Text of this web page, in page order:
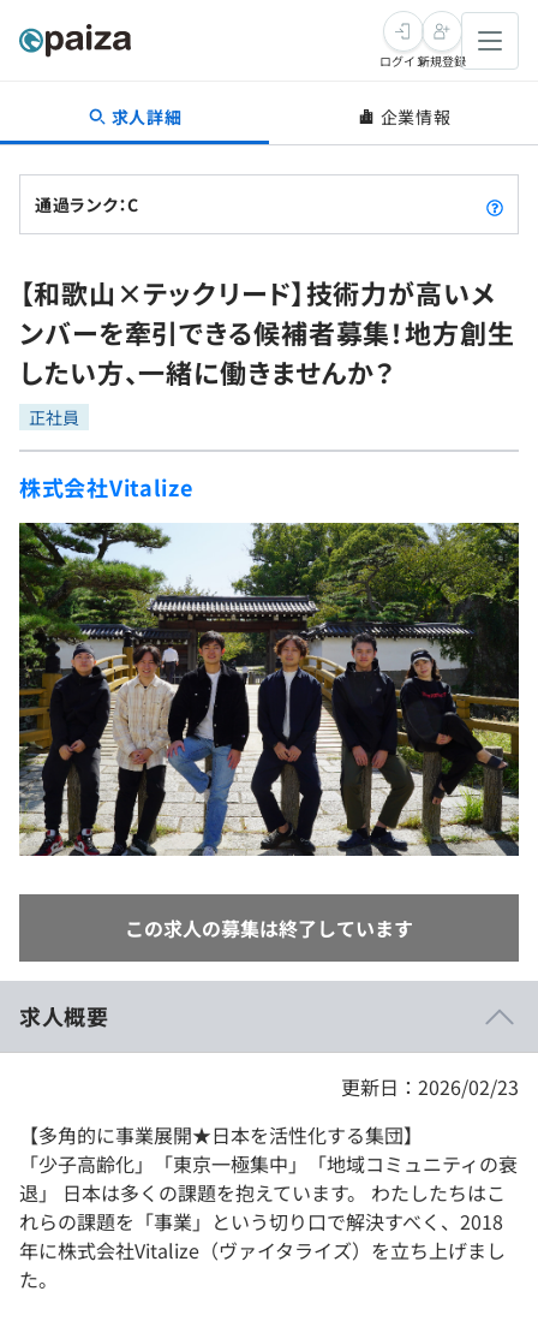
転職・キャリア
転職成功ガイド
転職エージェント
インタビュー
転職成功ガイド
新卒就活
求人検索
本選考
インターン
新卒エージェント
イベント・セミナー
インタビュー
就活成功ガイド
学習
問題集
4択課題
ナレッジ
リファレンス
プラン
個人向けプラン
法人向けプラン
学校向けプラン
プログラミング言語
評価結果一覧
再チャレンジ結果一覧
ゲーム・マンガ
Tech Team Journal
paiza times
note
paizaとは？
ログイン新規登録
求人詳細 企業情報
通過ランク：C
【和歌山×テックリード】技術力が高いメ
ンバーを牽引できる候補者募集！地方創生
したい方、一緒に働きませんか？
正社員
株式会社Vitalize
この求人の募集は終了しています
求人概要
更新日：2026/02/23
【多角的に事業展開★日本を活性化する集団】
「少子高齢化」「東京一極集中」「地域コミュニティの衰
退」 日本は多くの課題を抱えています。 わたしたちはこ
れらの課題を「事業」という切り口で解決すべく、2018
年に株式会社Vitalize（ヴァイタライズ）を立ち上げまし
た。